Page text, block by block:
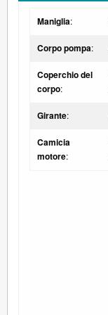
Maniglia:
Corpo pompa:
Coperchio del
corpo:
Girante:
Camicia
motore: